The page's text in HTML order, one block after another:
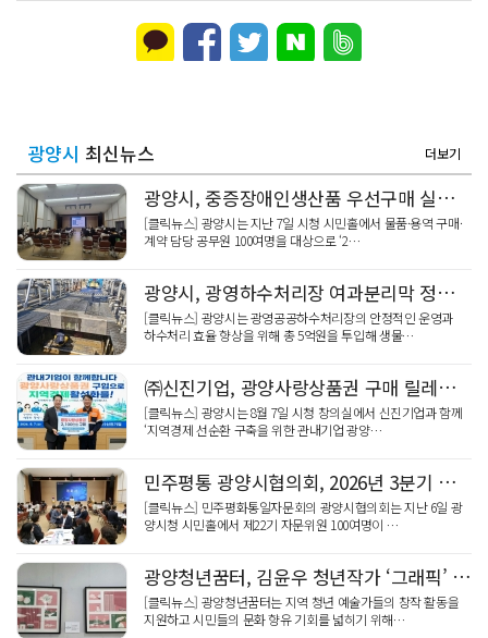
광양시 최신뉴스 더보기
광양시, 중증장애인생산품 우선구매 실무교육 실시
[클릭뉴스] 광양시는 지난 7일 시청 시민홀에서 물품·용역 구매·
계약 담당 공무원 100여명을 대상으로 ‘2…
광양시, 광영하수처리장 여과분리막 정밀세정 완료
[클릭뉴스] 광양시는 광영공공하수처리장의 안정적인 운영과
하수처리 효율 향상을 위해 총 5억원을 투입해 생물…
㈜신진기업, 광양사랑상품권 구매 릴레이 동참
[클릭뉴스] 광양시는 8월 7일 시청 창의실에서 신진기업과 함께
‘지역경제 선순환 구축을 위한 관내기업 광양…
민주평통 광양시협의회, 2026년 3분기 정기회의 개최
[클릭뉴스] 민주평화통일자문회의 광양시협의회는 지난 6일 광
양시청 시민홀에서 제22기 자문위원 100여명이 …
광양청년꿈터, 김윤우 청년작가 ‘그래픽’ 전시
[클릭뉴스] 광양청년꿈터는 지역 청년 예술가들의 창작 활동을
지원하고 시민들의 문화 향유 기회를 넓히기 위해…